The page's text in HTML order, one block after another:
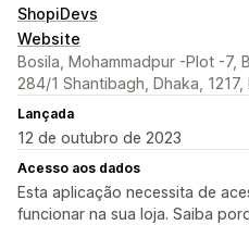
ShopiDevs
Website
Bosila, Mohammadpur -Plot -7,
284/1 Shantibagh, Dhaka, 1217,
Lançada
12 de outubro de 2023
Acesso aos dados
Esta aplicação necessita de
funcionar na sua loja. Saiba